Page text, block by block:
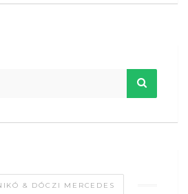
& DÓCZI MERCEDES